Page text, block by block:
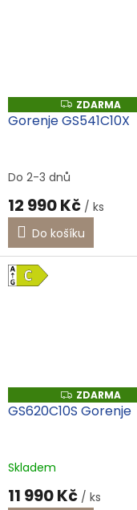
Z
D
A
ZDARMA
Gorenje GS541C10X
Do 2-3 dnů
12 990 Kč / ks
Do košíku
Z
D
A
ZDARMA
GS620C10S Gorenje
Skladem
11 990 Kč / ks